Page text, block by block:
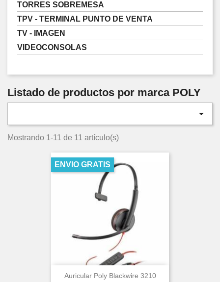
TORRES SOBREMESA
TPV - TERMINAL PUNTO DE VENTA
TV - IMAGEN
VIDEOCONSOLAS
Listado de productos por marca POLY

Mostrando 1-11 de 11 artículo(s)
Auricular Poly Blackwire 3210
ENVIO GRATIS